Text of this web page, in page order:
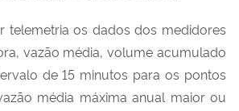
telemetria os dados dos medidores
vazão média, volume acumulado
de 15 minutos para os pontos
média máxima anual maior ou